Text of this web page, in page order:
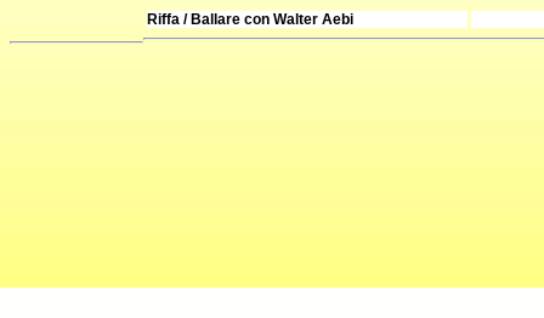
Riffa / Ballare con Walter Aebi